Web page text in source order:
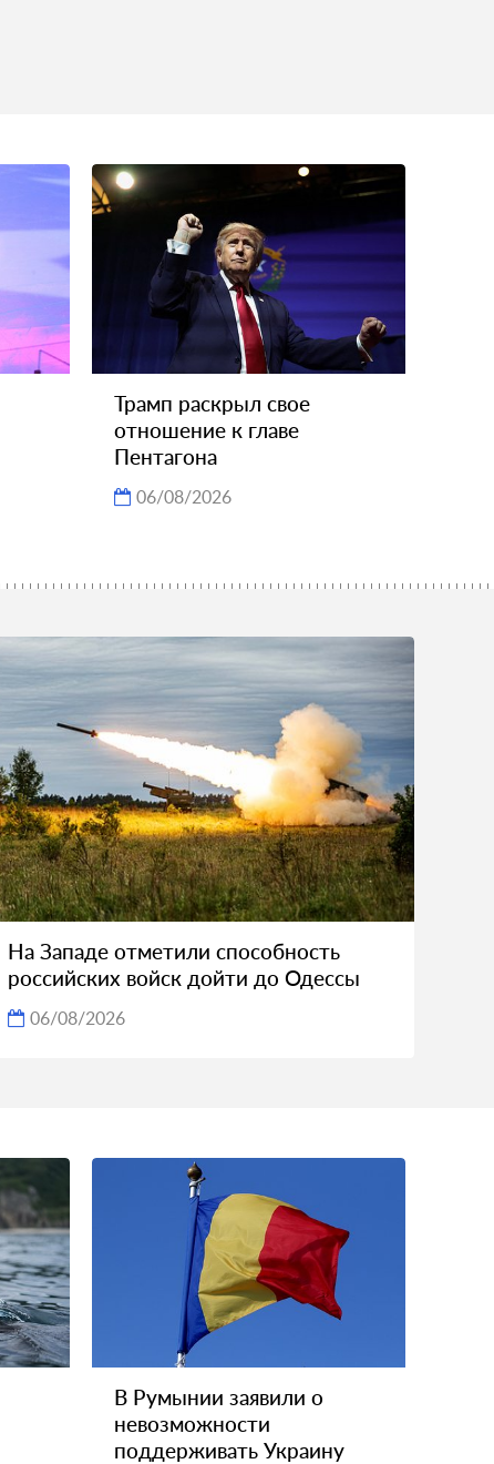
Трамп раскрыл свое
отношение к главе
Пентагона
06/08/2026
На Западе отметили способность
российских войск дойти до Одессы
06/08/2026
В Румынии заявили о
невозможности
поддерживать Украину